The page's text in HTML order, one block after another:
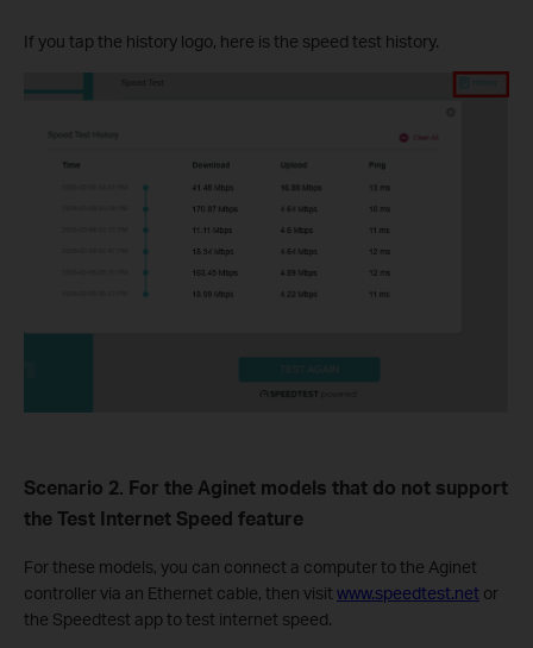
If you tap the history logo, here is the speed test history.
Scenario 2. For theAginet models that do not support
the Test Internet Speed feature
For these models, you can connect a computer to the Aginet
controllervia an Ethernet cable, then visit www.speedtest.net or
the Speedtest app to test internet speed.